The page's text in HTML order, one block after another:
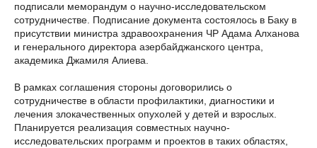
подписали меморандум о научно-исследовательском
сотрудничестве. Подписание документа состоялось в Баку в
присутствии министра здравоохранения ЧР Адама Алханова
и генерального директора азербайджанского центра,
академика Джамиля Алиева.
В рамках соглашения стороны договорились о
сотрудничестве в области профилактики, диагностики и
лечения злокачественных опухолей у детей и взрослых.
Планируется реализация совместных научно-
исследовательских программ и проектов в таких областях,